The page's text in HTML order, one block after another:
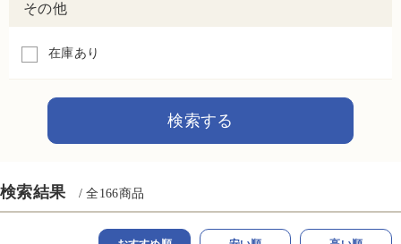
その他
在庫あり
検索結果 / 全166商品